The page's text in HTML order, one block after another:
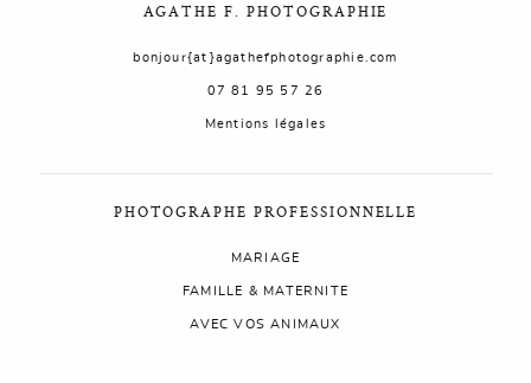
AGATHE F. PHOTOGRAPHIE
bonjour{at}agathefphotographie.com
07 81 95 57 26
Mentions légales
PHOTOGRAPHE PROFESSIONNELLE
MARIAGE
FAMILLE & MATERNITE
AVEC VOS ANIMAUX